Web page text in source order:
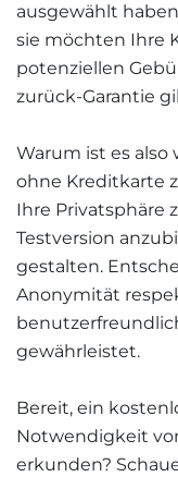
ausgewählt
sie möchten Ihre
potenziellen
zurück-Garantie
Warum ist es also
ohne Kreditkarte
Ihre Privatsphäre
Testversion
gestalten.
Anonymität
gewährleistet.
Bereit, ein
Notwendigkeit
erkunden?